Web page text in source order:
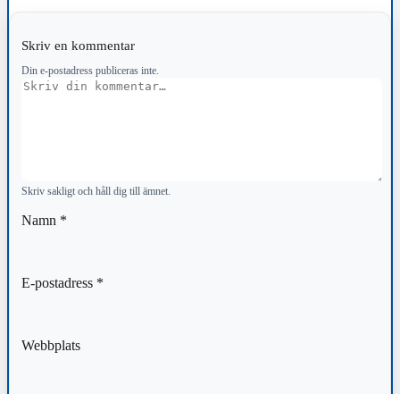
Skriv en kommentar
Din e-postadress publiceras inte.
Kommentar
Skriv sakligt och håll dig till ämnet.
Namn *
E-postadress *
Webbplats